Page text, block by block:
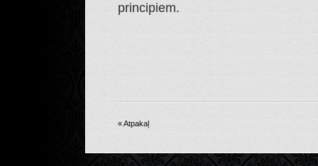
principiem.
« Atpakaļ